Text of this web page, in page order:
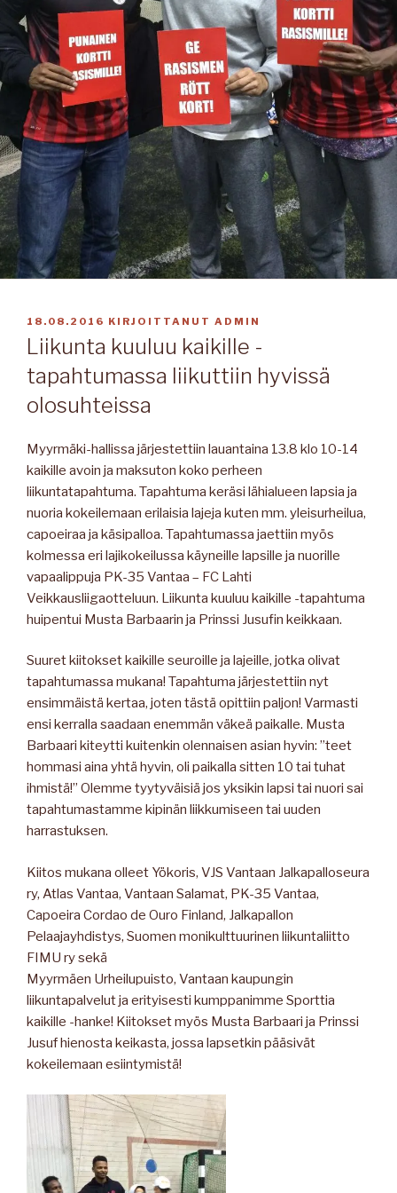
JULKAISTU
18.08.2016 KIRJOITTANUT ADMIN
Liikunta kuuluu kaikille -
tapahtumassa liikuttiin hyvissä
olosuhteissa
Myyrmäki-hallissa järjestettiin lauantaina 13.8 klo 10-14
kaikille avoin ja maksuton koko perheen
liikuntatapahtuma. Tapahtuma keräsi lähialueen lapsia ja
nuoria kokeilemaan erilaisia lajeja kuten mm. yleisurheilua,
capoeiraa ja käsipalloa. Tapahtumassa jaettiin myös
kolmessa eri lajikokeilussa käyneille lapsille ja nuorille
vapaalippuja PK-35 Vantaa – FC Lahti
Veikkausliigaotteluun. Liikunta kuuluu kaikille -tapahtuma
huipentui Musta Barbaarin ja Prinssi Jusufin keikkaan.
Suuret kiitokset kaikille seuroille ja lajeille, jotka olivat
tapahtumassa mukana! Tapahtuma järjestettiin nyt
ensimmäistä kertaa, joten tästä opittiin paljon! Varmasti
ensi kerralla saadaan enemmän väkeä paikalle. Musta
Barbaari kiteytti kuitenkin olennaisen asian hyvin: ”teet
hommasi aina yhtä hyvin, oli paikalla sitten 10 tai tuhat
ihmistä!” Olemme tyytyväisiä jos yksikin lapsi tai nuori sai
tapahtumastamme kipinän liikkumiseen tai uuden
harrastuksen.
Kiitos mukana olleet Yökoris, VJS Vantaan Jalkapalloseura
ry, Atlas Vantaa, Vantaan Salamat, PK-35 Vantaa,
Capoeira Cordao de Ouro Finland, Jalkapallon
Pelaajayhdistys, Suomen monikulttuurinen liikuntaliitto
FIMU ry sekä
Myyrmäen Urheilupuisto, Vantaan kaupungin
liikuntapalvelut ja erityisesti kumppanimme Sporttia
kaikille -hanke! Kiitokset myös Musta Barbaari ja Prinssi
Jusuf hienosta keikasta, jossa lapsetkin pääsivät
kokeilemaan esiintymistä!